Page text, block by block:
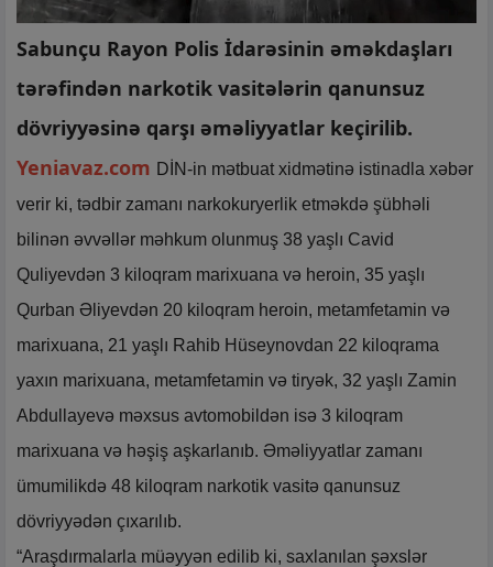
Sabunçu Rayon Polis İdarəsinin əməkdaşları
tərəfindən narkotik vasitələrin qanunsuz
dövriyyəsinə qarşı əməliyyatlar keçirilib.
Yeniavaz.com DİN-in mətbuat xidmətinə istinadla xəbər
verir ki, tədbir zamanı narkokuryerlik etməkdə şübhəli
bilinən əvvəllər məhkum olunmuş 38 yaşlı Cavid
Quliyevdən 3 kiloqram marixuana və heroin, 35 yaşlı
Qurban Əliyevdən 20 kiloqram heroin, metamfetamin və
marixuana, 21 yaşlı Rahib Hüseynovdan 22 kiloqrama
yaxın marixuana, metamfetamin və tiryək, 32 yaşlı Zamin
Abdullayevə məxsus avtomobildən isə 3 kiloqram
marixuana və həşiş aşkarlanıb. Əməliyyatlar zamanı
ümumilikdə 48 kiloqram narkotik vasitə qanunsuz
dövriyyədən çıxarılıb.
“Araşdırmalarla müəyyən edilib ki, saxlanılan şəxslər